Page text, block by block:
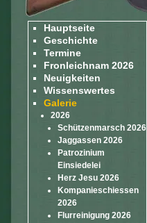
Hauptseite
Geschichte
Termine
Fronleichnam 2026
Neuigkeiten
Wissenswertes
Galerie
2026
Schützenmarsch 2026
Jaggassen 2026
Patrozinium
Einsiedelei
Herz Jesu 2026
Kompanieschiessen
2026
Flurreinigung 2026